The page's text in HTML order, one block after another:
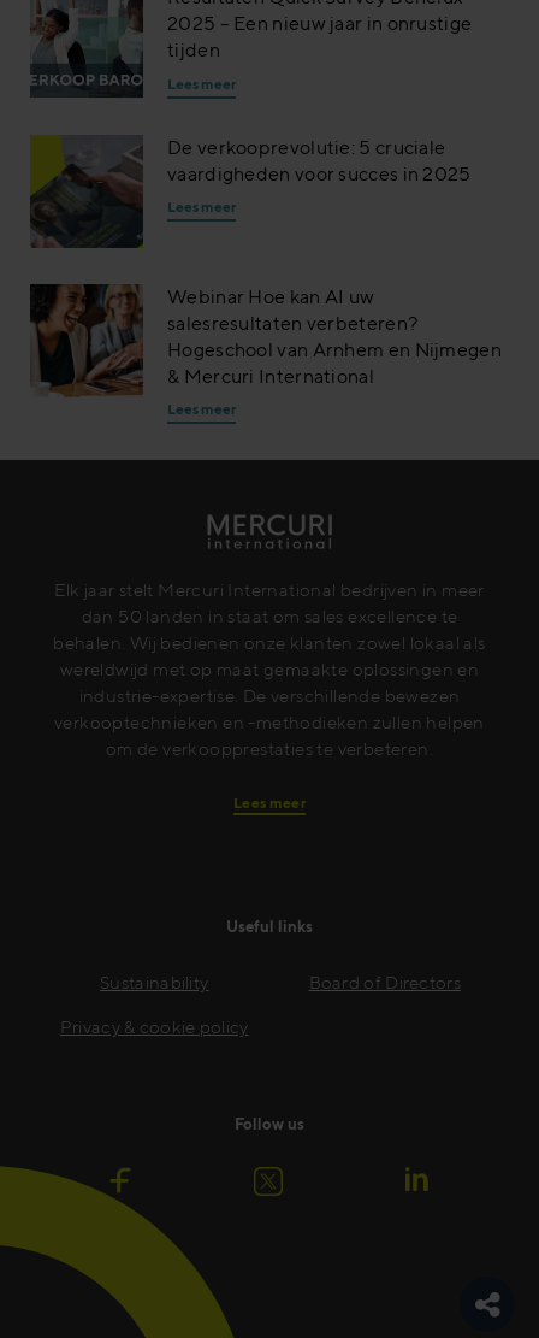
2025 – Een nieuw jaar in onrustige
tijden
Lees meer
De verkooprevolutie: 5 cruciale
vaardigheden voor succes in 2025
Lees meer
Webinar Hoe kan AI uw
salesresultaten verbeteren?
Hogeschool van Arnhem en Nijmegen
& Mercuri International
Lees meer
Elk jaar stelt Mercuri International bedrijven in meer
dan 50 landen in staat om sales excellence te
behalen. Wij bedienen onze klanten zowel lokaal als
wereldwijd met op maat gemaakte oplossingen en
industrie-expertise. De verschillende bewezen
verkooptechnieken en -methodieken zullen helpen
om de verkoopprestaties te verbeteren.
Lees meer
Useful links
Sustainability
Privacy & cookie policy
Board of Directors
Follow us